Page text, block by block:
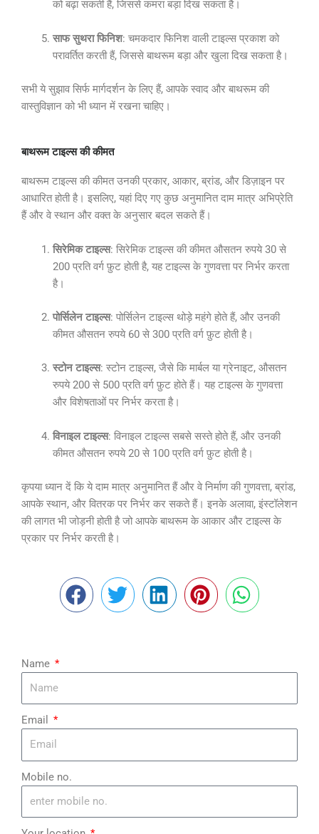
को बढ़ा सकती हैं, जिससे कमरा बड़ा दिख सकता है।
साफ सुथरा फिनिश: चमकदार फिनिश वाली टाइल्स प्रकाश को
परावर्तित करती हैं, जिससे बाथरूम बड़ा और खुला दिख सकता है।
सभी ये सुझाव सिर्फ मार्गदर्शन के लिए हैं, आपके स्वाद और बाथरूम की
वास्तुविज्ञान को भी ध्यान में रखना चाहिए।
बाथरूम टाइल्स की कीमत
बाथरूम टाइल्स की कीमत उनकी प्रकार, आकार, ब्रांड, और डिज़ाइन पर
आधारित होती है। इसलिए, यहां दिए गए कुछ अनुमानित दाम मात्र अभिप्रेति
हैं और वे स्थान और वक्त के अनुसार बदल सकते हैं।
सिरेमिक टाइल्स: सिरेमिक टाइल्स की कीमत औसतन रुपये 30 से
200 प्रति वर्ग फ़ुट होती है, यह टाइल्स के गुणवत्ता पर निर्भर करता
है।
पोर्सिलेन टाइल्स: पोर्सिलेन टाइल्स थोड़े महंगे होते हैं, और उनकी
कीमत औसतन रुपये 60 से 300 प्रति वर्ग फ़ुट होती है।
स्टोन टाइल्स: स्टोन टाइल्स, जैसे कि मार्बल या ग्रेनाइट, औसतन
रुपये 200 से 500 प्रति वर्ग फ़ुट होते हैं। यह टाइल्स के गुणवत्ता
और विशेषताओं पर निर्भर करता है।
विनाइल टाइल्स: विनाइल टाइल्स सबसे सस्ते होते हैं, और उनकी
कीमत औसतन रुपये 20 से 100 प्रति वर्ग फ़ुट होती है।
कृपया ध्यान दें कि ये दाम मात्र अनुमानित हैं और वे निर्माण की गुणवत्ता, ब्रांड,
आपके स्थान, और वितरक पर निर्भर कर सकते हैं। इनके अलावा, इंस्टॉलेशन
की लागत भी जोड़नी होती है जो आपके बाथरूम के आकार और टाइल्स के
प्रकार पर निर्भर करती है।
Name
Email
Mobile no.